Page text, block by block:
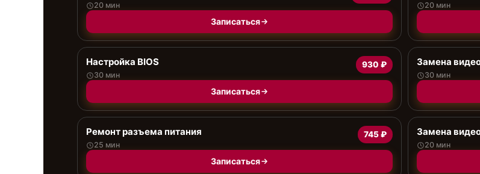
20 мин
Записаться
20 мин
Настройка BIOS
30 мин
930 ₽
Записаться
Замена
30 мин
Ремонт разъема питания
25 мин
745 ₽
Записаться
Замена
20 мин